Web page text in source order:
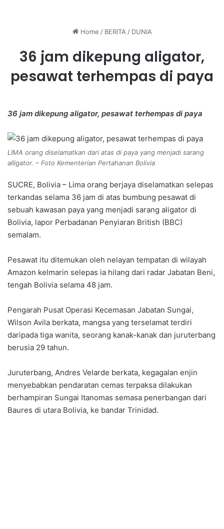
Home / BERITA / DUNIA
36 jam dikepung aligator,
pesawat terhempas di paya
36 jam dikepung aligator, pesawat terhempas di paya
LIMA orang diselamatkan dari atas di paya yang menjadi sarang
alligator. – Foto Kementerian Pertahanan Bolivia
SUCRE, Bolivia – Lima orang berjaya diselamatkan selepas
terkandas selama 36 jam di atas bumbung pesawat di
sebuah kawasan paya yang menjadi sarang aligator di
Bolivia, lapor Perbadanan Penyiaran British (BBC)
semalam.
Pesawat itu ditemukan oleh nelayan tempatan di wilayah
Amazon kelmarin selepas ia hilang dari radar Jabatan Beni,
tengah Bolivia selama 48 jam.
Pengarah Pusat Operasi Kecemasan Jabatan Sungai,
Wilson Avila berkata, mangsa yang terselamat terdiri
daripada tiga wanita, seorang kanak-kanak dan juruterbang
berusia 29 tahun.
Juruterbang, Andres Velarde berkata, kegagalan enjin
menyebabkan pendaratan cemas terpaksa dilakukan
berhampiran Sungai Itanomas semasa penerbangan dari
Baures di utara Bolivia, ke bandar Trinidad.